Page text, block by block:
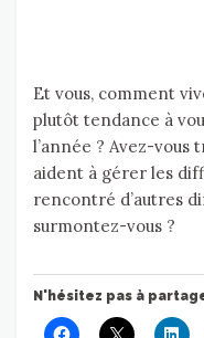
Et vous, comment
plutôt tendance à
l’année ? Avez-vous
aident à gérer les
rencontré d’autres
surmontez-vous ?
N'hésitez pas à